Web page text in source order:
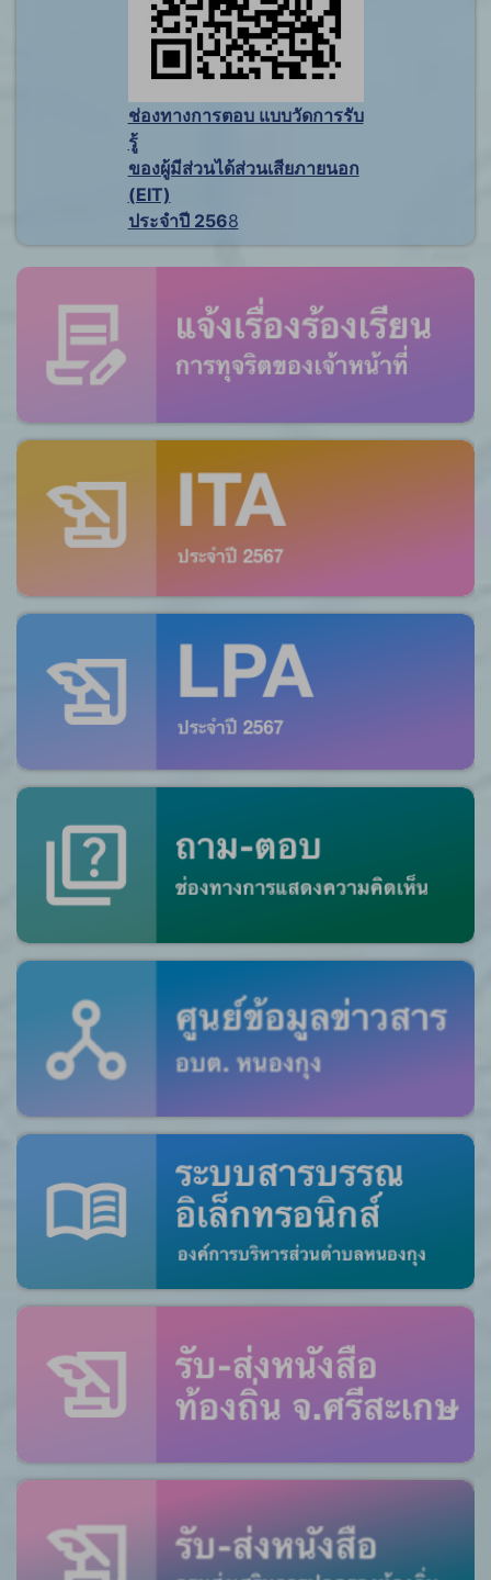
ช่องทางการตอบ แบบวัดการรับ
รู้
ของผู้มีส่วนได้ส่วนเสียภายนอก
(EIT)
ประจำปี 2568